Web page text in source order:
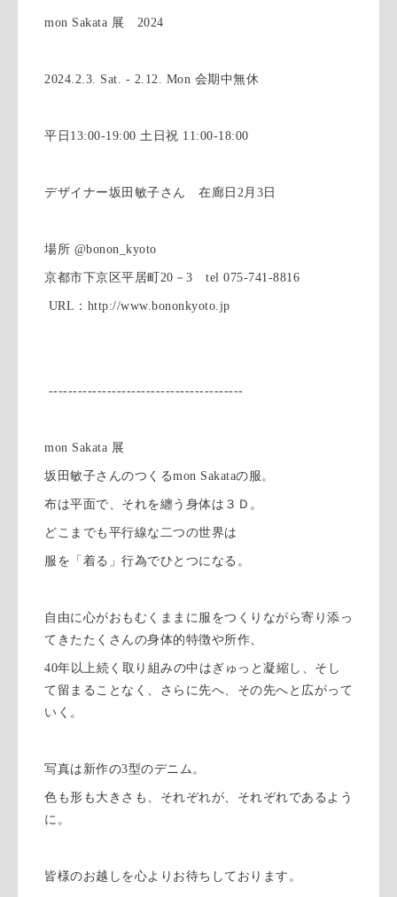
mon Sakata 展 2024
2024.2.3. Sat. - 2.12. Mon 会期中無休
平日13:00-19:00 土日祝 11:00-18:00
デザイナー坂田敏子さん 在廊日2月3日
場所 @bonon_kyoto
京都市下京区平居町20－3 tel 075-741-8816
URL：http://www.bononkyoto.jp
----------------------------------------
mon Sakata 展
坂田敏子さんのつくるmon Sakataの服。
布は平面で、それを纏う身体は３Ｄ。
どこまでも平行線な二つの世界は
服を「着る」行為でひとつになる。
自由に心がおもむくままに服をつくりながら寄り添っ
てきたたくさんの身体的特徴や所作、
40年以上続く取り組みの中はぎゅっと凝縮し、そし
て留まることなく、さらに先へ、その先へと広がって
いく。
写真は新作の3型のデニム。
色も形も大きさも、それぞれが、それぞれであるよう
に。
皆様のお越しを心よりお待ちしております。